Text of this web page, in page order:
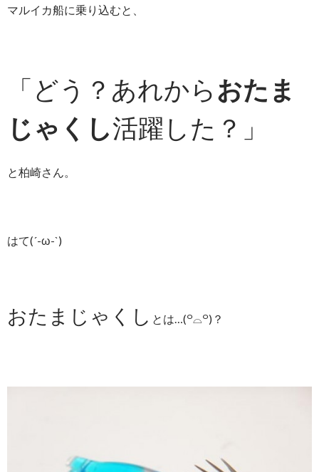
マルイカ船に乗り込むと、
「どう？あれからおたま
じゃくし活躍した？」
と柏崎さん。
はて(´-ω-`)
おたまじゃくし とは…(꒪⌓꒪)？